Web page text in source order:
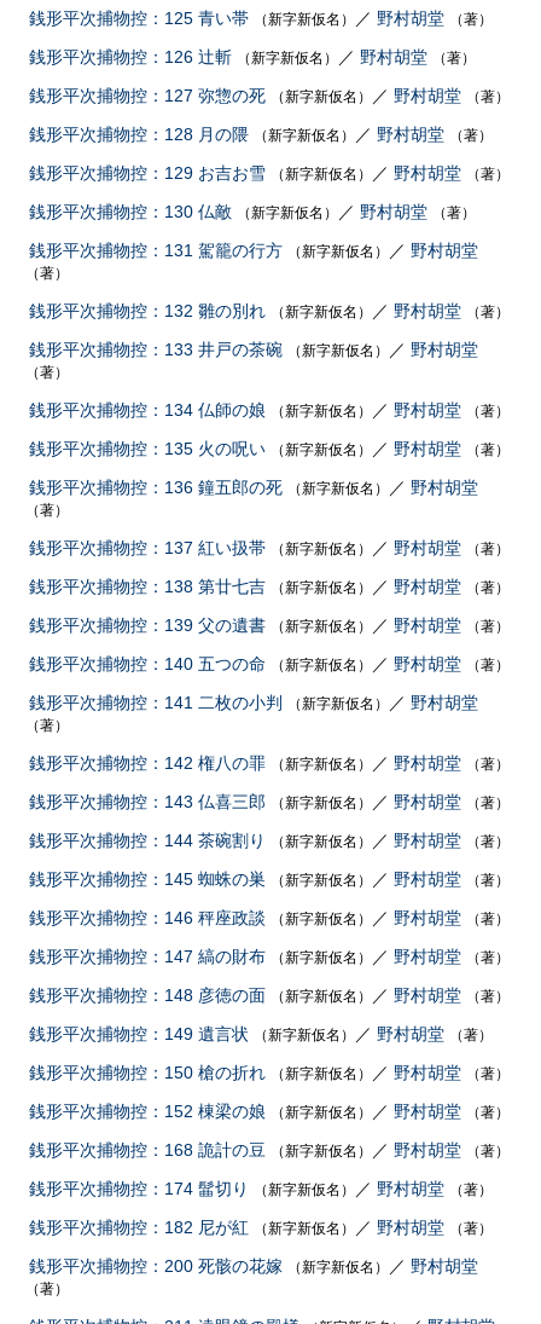
銭形平次捕物控：125 青い帯 （新字新仮名） ／ 野村胡堂 （著）
銭形平次捕物控：126 辻斬 （新字新仮名） ／ 野村胡堂 （著）
銭形平次捕物控：127 弥惣の死 （新字新仮名） ／ 野村胡堂 （著）
銭形平次捕物控：128 月の隈 （新字新仮名） ／ 野村胡堂 （著）
銭形平次捕物控：129 お吉お雪 （新字新仮名） ／ 野村胡堂 （著）
銭形平次捕物控：130 仏敵 （新字新仮名） ／ 野村胡堂 （著）
銭形平次捕物控：131 駕籠の行方 （新字新仮名） ／ 野村胡堂
（著）
銭形平次捕物控：132 雛の別れ （新字新仮名） ／ 野村胡堂 （著）
銭形平次捕物控：133 井戸の茶碗 （新字新仮名） ／ 野村胡堂
（著）
銭形平次捕物控：134 仏師の娘 （新字新仮名） ／ 野村胡堂 （著）
銭形平次捕物控：135 火の呪い （新字新仮名） ／ 野村胡堂 （著）
銭形平次捕物控：136 鐘五郎の死 （新字新仮名） ／ 野村胡堂
（著）
銭形平次捕物控：137 紅い扱帯 （新字新仮名） ／ 野村胡堂 （著）
銭形平次捕物控：138 第廿七吉 （新字新仮名） ／ 野村胡堂 （著）
銭形平次捕物控：139 父の遺書 （新字新仮名） ／ 野村胡堂 （著）
銭形平次捕物控：140 五つの命 （新字新仮名） ／ 野村胡堂 （著）
銭形平次捕物控：141 二枚の小判 （新字新仮名） ／ 野村胡堂
（著）
銭形平次捕物控：142 権八の罪 （新字新仮名） ／ 野村胡堂 （著）
銭形平次捕物控：143 仏喜三郎 （新字新仮名） ／ 野村胡堂 （著）
銭形平次捕物控：144 茶碗割り （新字新仮名） ／ 野村胡堂 （著）
銭形平次捕物控：145 蜘蛛の巣 （新字新仮名） ／ 野村胡堂 （著）
銭形平次捕物控：146 秤座政談 （新字新仮名） ／ 野村胡堂 （著）
銭形平次捕物控：147 縞の財布 （新字新仮名） ／ 野村胡堂 （著）
銭形平次捕物控：148 彦徳の面 （新字新仮名） ／ 野村胡堂 （著）
銭形平次捕物控：149 遺言状 （新字新仮名） ／ 野村胡堂 （著）
銭形平次捕物控：150 槍の折れ （新字新仮名） ／ 野村胡堂 （著）
銭形平次捕物控：152 棟梁の娘 （新字新仮名） ／ 野村胡堂 （著）
銭形平次捕物控：168 詭計の豆 （新字新仮名） ／ 野村胡堂 （著）
銭形平次捕物控：174 髷切り （新字新仮名） ／ 野村胡堂 （著）
銭形平次捕物控：182 尼が紅 （新字新仮名） ／ 野村胡堂 （著）
銭形平次捕物控：200 死骸の花嫁 （新字新仮名） ／ 野村胡堂
（著）